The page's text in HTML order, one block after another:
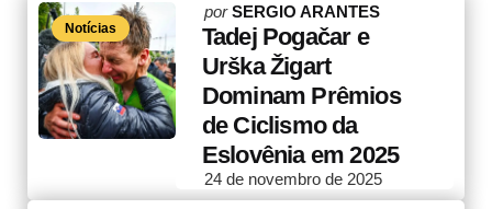
Notícias
Posted
by
porSERGIO ARANTES
Tadej Pogačar e
Urška Žigart
Dominam Prêmios
de Ciclismo da
Eslovênia em 2025
24 de novembro de 2025